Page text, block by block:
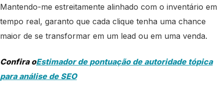
Mantendo-me estreitamente alinhado com o inventário em
tempo real, garanto que cada clique tenha uma chance
maior de se transformar em um lead ou em uma venda.
Confira oEstimador de pontuação de autoridade tópica
para análise de SEO